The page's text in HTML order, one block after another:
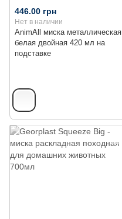
AnimAll миска металлическая
белая двойная 420 мл на
подставке
446.00 грн
Нет в наличии